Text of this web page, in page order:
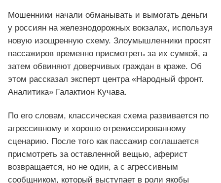
Мошенники начали обманывать и вымогать деньги
у россиян на железнодорожных вокзалах, используя
новую изощренную схему. Злоумышленники просят
пассажиров временно присмотреть за их сумкой, а
затем обвиняют доверчивых граждан в краже. Об
этом рассказал эксперт центра «Народный фронт.
Аналитика» Галактион Кучава.
По его словам, классическая схема развивается по
агрессивному и хорошо отрежиссированному
сценарию. После того как пассажир соглашается
присмотреть за оставленной вещью, аферист
возвращается, но не один, а с агрессивным
сообщником, который выступает в роли якобы